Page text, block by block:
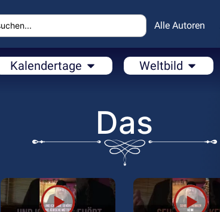
Alle Autoren
Kalendertage Weltbild
Das